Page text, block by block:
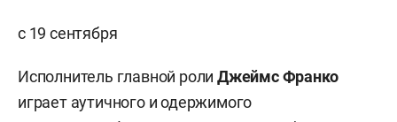
с 19 сентября
Исполнитель главной роли Джеймс Франко
играет аутичного и одержимого